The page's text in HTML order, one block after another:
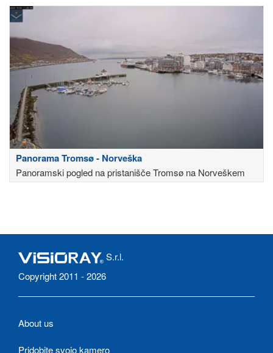
Panorama Tromsø - Norveška
Panoramski pogled na pristanišče Tromsø na Norveškem
S.r.l.
Copyright 2011 - 2026
About us
Pridobite svojo kamero